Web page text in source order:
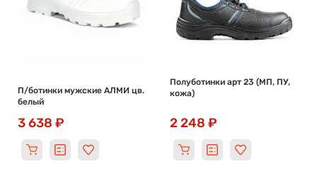
П/ботинки мужские АЛМИ цв.
белый
3 638 ₽
Полуботинки арт 23 (МП, ПУ,
кожа)
2 248 ₽